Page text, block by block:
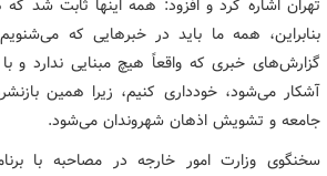
تهران اشاره کرد و افزود: همه اینها ثابت شد
بنابراین، همه ما باید در خبرهایی که
گزارش‌های خبری که واقعاً هیچ مبنایی ندارد و
آشکار می‌شود، خودداری کنیم، زیرا همین
جامعه و تشویش اذهان شهروندان می‌شود.
سخنگوی وزارت امور خارجه در مصاحبه با